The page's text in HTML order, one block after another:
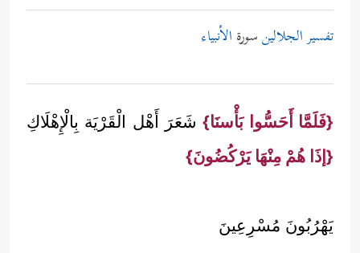
تفسير الجلالينسورة الأنبياء
{فَلَمَّا أَحَسُّوا بَأْسنَا}شَعَرَ أَهْل الْقَرْيَة بِالْإِهْلَاكِ
{إذَا هُمْ مِنْهَا يَرْكُضُونَ}
يَهْرُبُونَ مُسْرِعِينَ